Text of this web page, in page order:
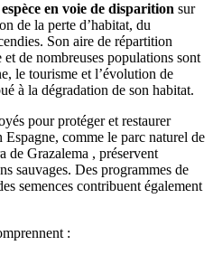
espèce en voie de disparition sur
de la perte d’habitat, du
Son aire de répartition
de nombreuses populations sont
le tourisme et l’évolution de
à la dégradation de son habitat.
pour protéger et restaurer
Espagne, comme le parc naturel de
de Grazalema , préservent
sauvages. Des programmes de
semences contribuent également
: